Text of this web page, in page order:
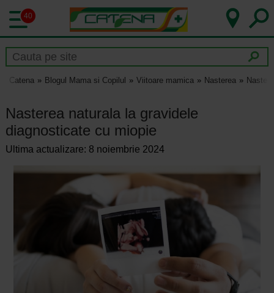
40
Catena Blogul Mama si Copilul Viitoare mamica Nasterea
Nasterea naturala la gravidele
diagnosticate cu miopie
Ultima actualizare: 8 noiembrie 2024